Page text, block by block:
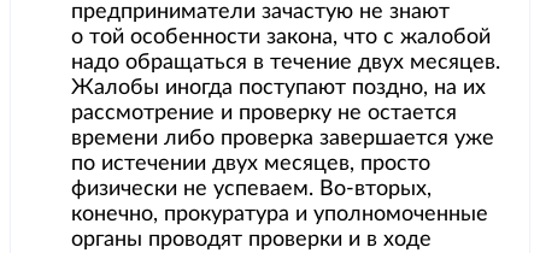
предприниматели зачастую не знают
о той особенности закона, что с жалобой
надо обращаться в течение двух месяцев.
Жалобы иногда поступают поздно, на их
рассмотрение и проверку не остается
времени либо проверка завершается уже
по истечении двух месяцев, просто
физически не успеваем. Во-вторых,
конечно, прокуратура и уполномоченные
органы проводят проверки и в ходе